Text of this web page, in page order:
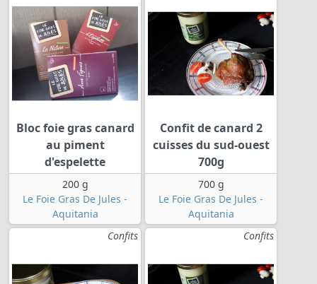
Bloc foie gras canard
au piment
d'espelette
200 g
Le Foie Gras De Jules -
Aquitania
Confit de canard 2
cuisses du sud-ouest
700g
700 g
Le Foie Gras De Jules -
Aquitania
Confits
Confits